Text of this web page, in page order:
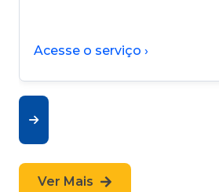
Acesse o serviço ›
Ver Mais